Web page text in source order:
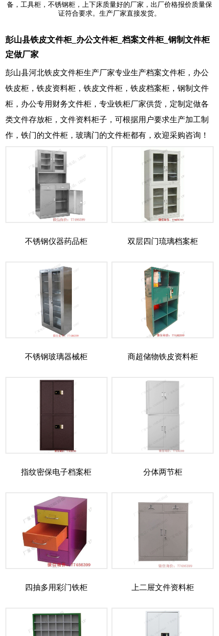
备，工具柜，不锈钢柜，上下床质量好的厂家，出厂价格报价质量保
证符合要求。生产厂家直接发货。
彭山县铁皮文件柜_办公文件柜_档案文件柜_钢制文件柜
定做厂家
彭山县河北铁皮文件柜生产厂家专业生产档案文件柜，办公
铁皮柜，铁皮资料柜，铁皮文件柜，铁皮档案柜，钢制文件
柜，办公专用财务文件柜，专业铁柜厂家供货，定制定做各
类文件存放柜，文件资料柜子，可根据用户要求生产加工制
作，铁门的文件柜，玻璃门的文件柜都有，欢迎采购咨询！
不锈钢仪器药品柜 双层四门琉璃档案柜
不锈钢玻璃器械柜 商超储物铁皮资料柜
指纹密保电子档案柜 分体两节柜
四抽多用彩门铁柜 上二屉文件资料柜